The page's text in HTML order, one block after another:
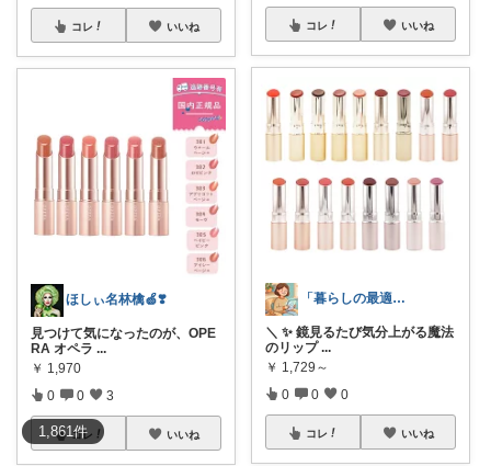
1,861件
コレ いいね
ほしぃ名林檎🍏❣️
見つけて気になったのが、OPE
RA オペラ ...
￥ 1,970
0 0 3
コレ いいね
コレ いいね
「暮らしの最適解」｜ガジェット専科
＼ ✨ 鏡見るたび気分上がる魔法
のリップ...
￥ 1,729～
0 0 0
コレ いいね